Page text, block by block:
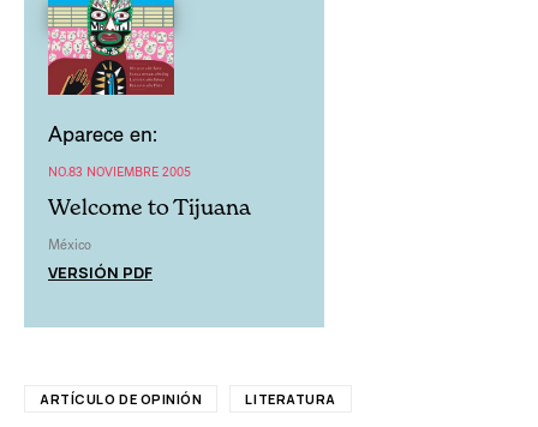
Aparece en:
NO.83 NOVIEMBRE 2005
Welcome to Tijuana
México
VERSIÓN PDF
ARTÍCULO DE OPINIÓN LITERATURA